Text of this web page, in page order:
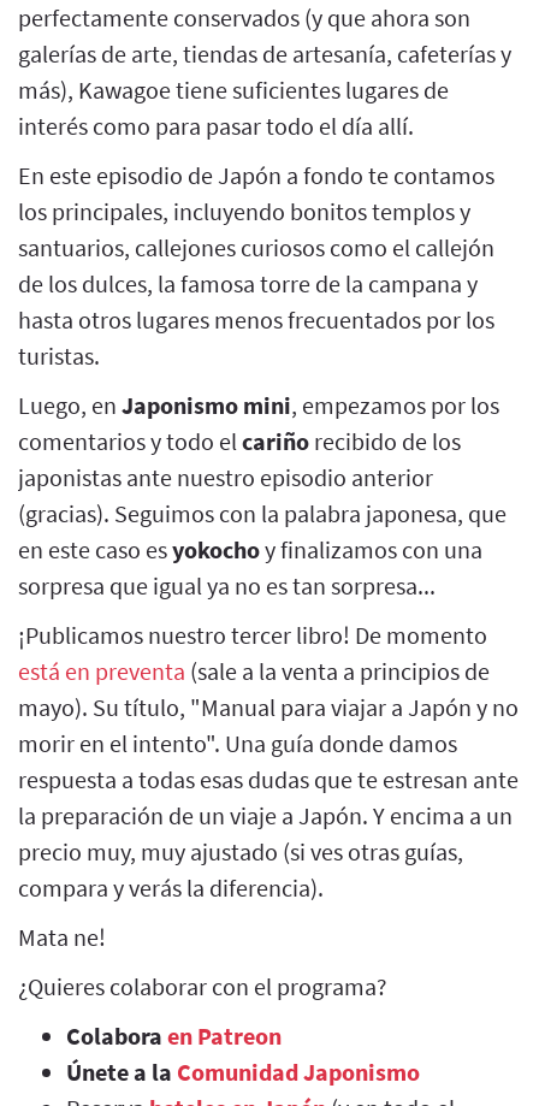
perfectamente conservados (y que ahora son
galerías de arte, tiendas de artesanía, cafeterías y
más), Kawagoe tiene suficientes lugares de
interés como para pasar todo el día allí.
En este episodio de Japón a fondo te contamos
los principales, incluyendo bonitos templos y
santuarios, callejones curiosos como el callejón
de los dulces, la famosa torre de la campana y
hasta otros lugares menos frecuentados por los
turistas.
Luego, en Japonismo mini, empezamos por los
comentarios y todo el cariño recibido de los
japonistas ante nuestro episodio anterior
(gracias). Seguimos con la palabra japonesa, que
en este caso esyokochoy finalizamos con una
sorpresa que igual ya no es tan sorpresa...
¡Publicamos nuestro tercer libro! De momento
está en preventa (sale a la venta a principios de
mayo). Su título, "Manual para viajar a Japón y no
morir en el intento". Una guía donde damos
respuesta a todas esas dudas que te estresan ante
la preparación de un viaje a Japón. Y encima a un
precio muy, muy ajustado (si ves otras guías,
compara y verás la diferencia).
Mata ne!
¿Quieres colaborar con el programa?
Colabora en Patreon
Únete a la Comunidad Japonismo